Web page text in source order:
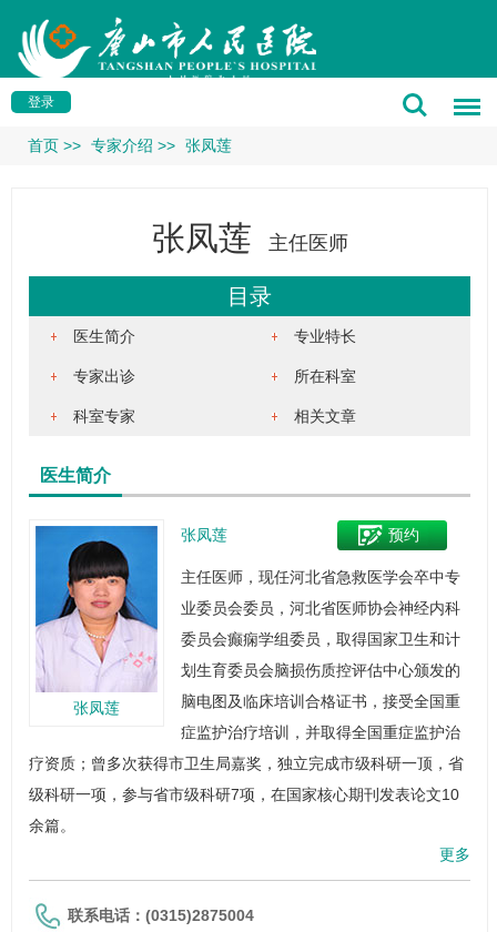
登录
首页 >> 专家介绍 >> 张凤莲
张凤莲 主任医师
目录
医生简介 专业特长
专家出诊 所在科室
科室专家 相关文章
医生简介
张凤莲
预约
张凤莲
主任医师，现任河北省急救医学会卒中专
业委员会委员，河北省医师协会神经内科
委员会癫痫学组委员，取得国家卫生和计
划生育委员会脑损伤质控评估中心颁发的
脑电图及临床培训合格证书，接受全国重
症监护治疗培训，并取得全国重症监护治
疗资质；曾多次获得市卫生局嘉奖，独立完成市级科研一顶，省
级科研一项，参与省市级科研7项，在国家核心期刊发表论文10
余篇。
更多
联系电话：(0315)2875004